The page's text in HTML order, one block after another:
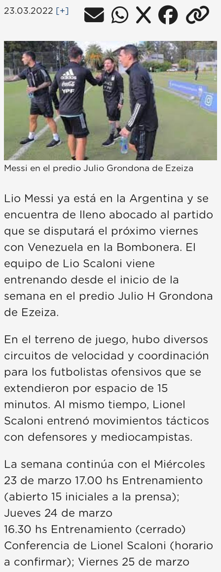
23.03.2022 [+]
Messi en el predio Julio Grondona de Ezeiza
Lio Messi ya está en la Argentina y se
encuentra de lleno abocado al partido
que se disputará el próximo viernes
con Venezuela en la Bombonera. El
equipo de Lio Scaloni viene
entrenando desde el inicio de la
semana en el predio Julio H Grondona
de Ezeiza.
En el terreno de juego, hubo diversos
circuitos de velocidad y coordinación
para los futbolistas ofensivos que se
extendieron por espacio de 15
minutos. Al mismo tiempo, Lionel
Scaloni entrenó movimientos tácticos
con defensores y mediocampistas.
La semana continúa con el Miércoles
23 de marzo 17.00 hs Entrenamiento
(abierto 15 iniciales a la prensa);
Jueves 24 de marzo
16.30 hs Entrenamiento (cerrado)
Conferencia de Lionel Scaloni (horario
a confirmar); Viernes 25 de marzo